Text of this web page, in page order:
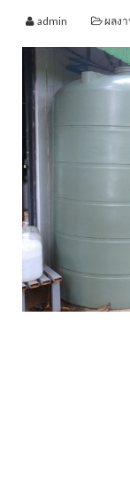
admin ผลง